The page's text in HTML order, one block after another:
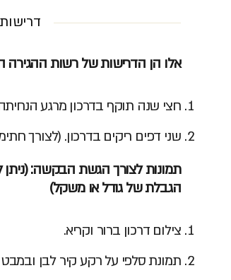
אלו הן הדרישות של רשות ההגירה
חצי שנה תוקף בדרכון מרגע
שני דפים ריקים בדרכון. (לצורך
תמונות לצורך הגשת הבקשה: (ניתן
הגבלת של גודל או משקל)
צילום דרכון ברור וקריא.
תמונת סלפי על רקע קיר לבן